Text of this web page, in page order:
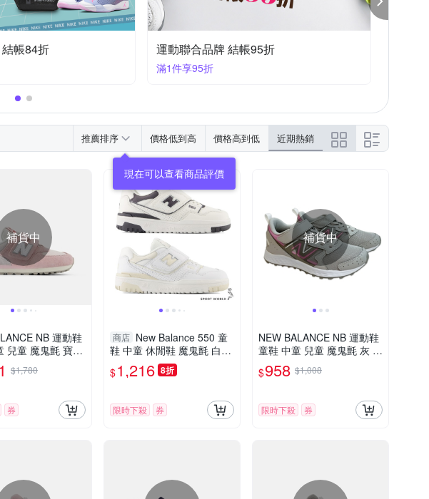
帳84折 運動聯合品牌 結帳95折
滿1件享95折
推薦排序 價格低到高 價格高到低 近期熱銷
補貨中
NB 運動鞋
兒童 魔鬼氈 寶寶
W楦
$1,780
券
商店 New Balance 550 童
鞋 中童 休閒鞋 魔鬼氈 白深
灰/奶油白【運動世界】PHB
550BH-M/PHB550BK-M
$1,216 8折
限時下殺 券
補貨中
NEW BALANCE NB 運動鞋
童鞋 中童 兒童 魔鬼氈 灰 Y
T650SR1-W楦
$958 $1,008
限時下殺 券